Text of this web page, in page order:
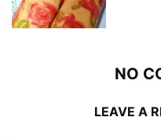
NO
LEAVE A